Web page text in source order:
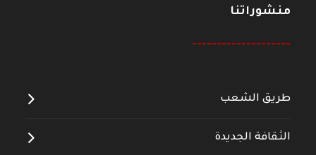
منشوراتنا
--------------------
طريق الشعب
الثقافة الجديدة